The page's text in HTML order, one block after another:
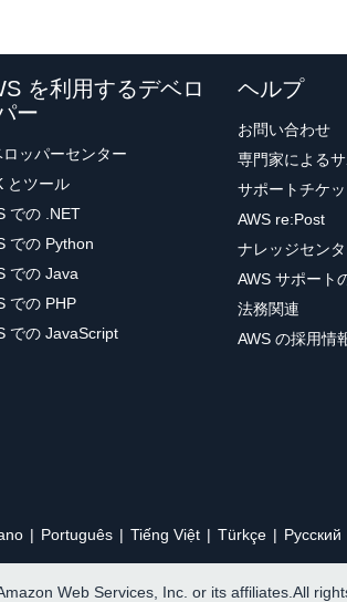
を利用するデベロ
ー
ッパーセンター
とツール
での .NET
での Python
での Java
での PHP
での JavaScript
ヘルプ
お問い合わせ
専門家による
サポートチケ
AWS re:Post
ナレッジセン
AWS サポート
法務関連
AWS の採用情
Português Tiếng Việt Türkçe Ρусский
Web Services, Inc. or its affiliates.All